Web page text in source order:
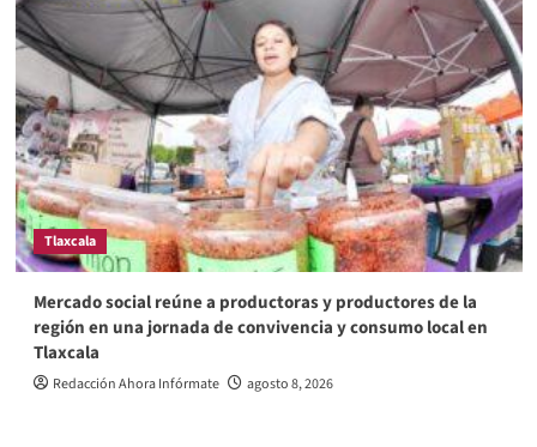
Tlaxcala
Mercado social reúne a productoras y productores de la
región en una jornada de convivencia y consumo local en
Tlaxcala
Redacción Ahora Infórmate agosto 8, 2026